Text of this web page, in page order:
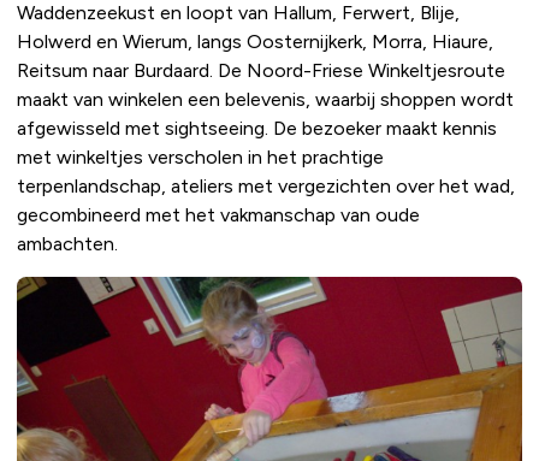
Waddenzeekust en loopt van Hallum, Ferwert, Blije,
Holwerd en Wierum, langs Oosternijkerk, Morra, Hiaure,
Reitsum naar Burdaard. De Noord-Friese Winkeltjesroute
maakt van winkelen een belevenis, waarbij shoppen wordt
afgewisseld met sightseeing. De bezoeker maakt kennis
met winkeltjes verscholen in het prachtige
terpenlandschap, ateliers met vergezichten over het wad,
gecombineerd met het vakmanschap van oude
ambachten.